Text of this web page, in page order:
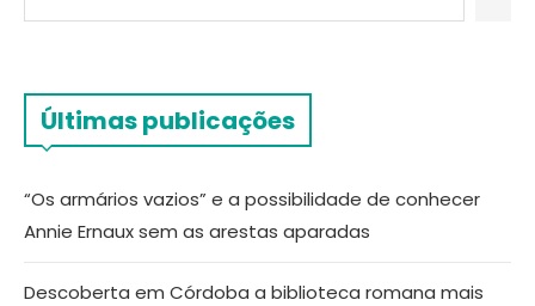
Últimas publicações
“Os armários vazios” e a possibilidade de conhecer
Annie Ernaux sem as arestas aparadas
Descoberta em Córdoba a biblioteca romana mais